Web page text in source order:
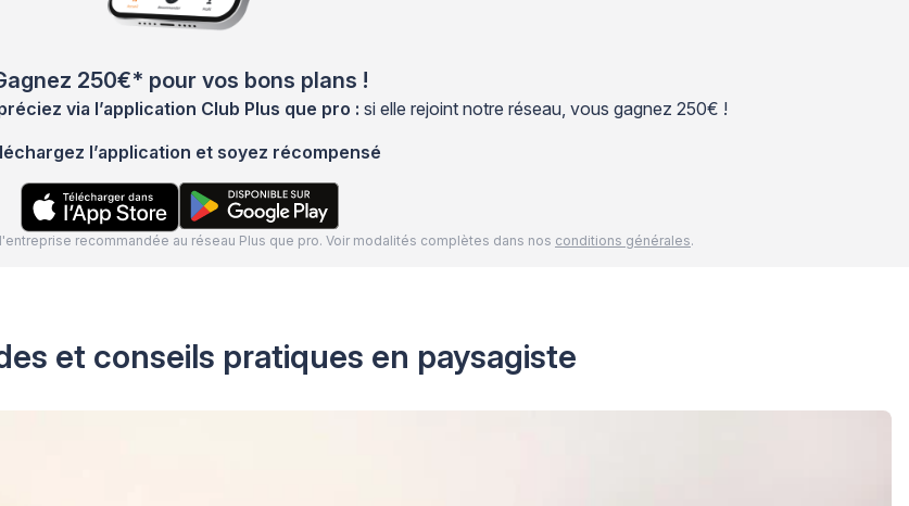
250€* pour vos bons plans !
via l’application Club Plus que pro : si elle rejoint notre réseau, vous gagnez 250€ !
l’application et soyez récompensé
recommandée au réseau Plus que pro. Voir modalités complètes dans nos conditions générales.
et conseils pratiques en paysagiste